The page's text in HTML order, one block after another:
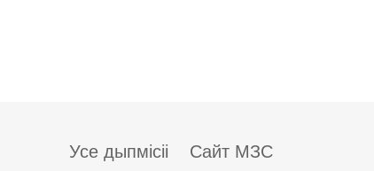
Усе дыпмісіі Сайт МЗС